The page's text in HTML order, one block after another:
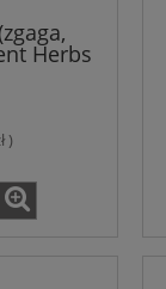
Herbs
)